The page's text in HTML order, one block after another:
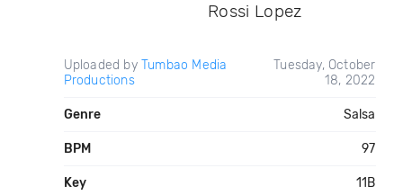
Rossi Lopez
Uploaded by Tumbao Media
Productions
Tuesday, October
18, 2022
Genre Salsa
BPM 97
Key 11B